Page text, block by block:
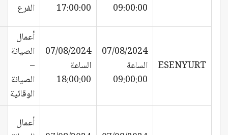
09:00:00
17:00:00
الفرع
ESENYURT
07/08/2024
الساعة
09:00:00
07/08/2024
الساعة
18:00:00
أعمال
الصيانة
–
الصيانة
الوقائية
أعمال